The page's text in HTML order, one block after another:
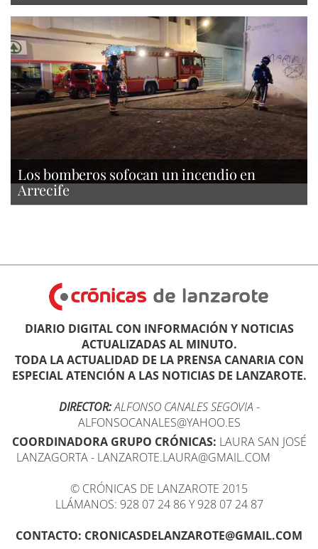
Los bomberos sofocan un incendio en
Arrecife
DIARIO DIGITAL CON INFORMACIÓN Y NOTICIAS
ACTUALIZADAS AL MINUTO.
TODA LA ACTUALIDAD DE LA PRENSA CANARIA CON
ESPECIAL ATENCIÓN A LAS NOTICIAS DE LANZAROTE.
DIRECTOR:ALFONSO CANALES SEGOVIA -
ALFONSOCANALES@YAHOO.ES
COORDINADORA GRUPO CRÓNICAS: LAURA SAN JOSÉ
LANZAGORTA - LANZAROTE.LAURA@GMAIL.COM
© CRÓNICAS DE LANZAROTE 2015
LLÁMANOS: 928 07 24 86 Y 928 07 24 87
CONTACTO: CRONICASDELANZAROTE@GMAIL.COM